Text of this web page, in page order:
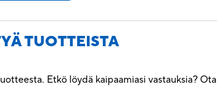
TUOTTEISTA
Etkö löydä kaipaamiasi vastauksia? Ota